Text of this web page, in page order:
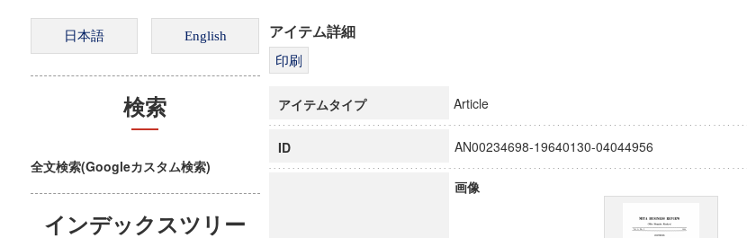
検索
全文検索(Googleカスタム検索)
インデックスツリー
アイテム詳細
アイテムタイプ Article
ID AN00234698-19640130-04044956
画像